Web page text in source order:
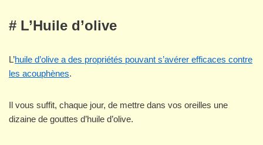
# L’Huile d’olive
L’huile d’olive a des propriétés pouvant s’avérer efficaces contre
les acouphènes.
Il vous suffit, chaque jour, de mettre dans vos oreilles une
dizaine de gouttes d’huile d’olive.